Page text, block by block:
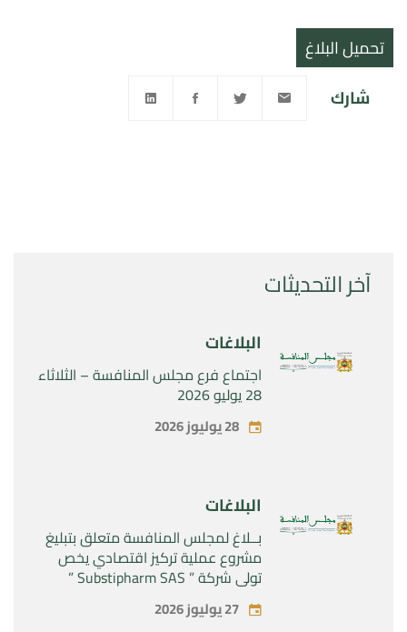
آخر التحديثات
البلاغات
اجتماع فرع مجلس المنافسة – الثلاثاء
28 يوليو 2026
28 يوليوز 2026
البلاغات
بــلاغ لمجلس المنافسة متعلق بتبليغ
مشروع عملية تركيز اقتصادي يخص
تولي شركة ” Substipharm SAS ”
المراقبة الحصرية للأصول والحقوق
المتعلقة بالمنتجين الصيدلانيين”
27 يوليوز 2026
تحميل البلاغ
شارك